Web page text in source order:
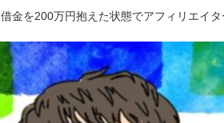
借金を200万円抱えた状態でアフィリエイ